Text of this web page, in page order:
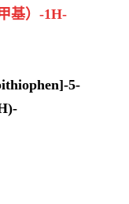
基）-1H-
5-